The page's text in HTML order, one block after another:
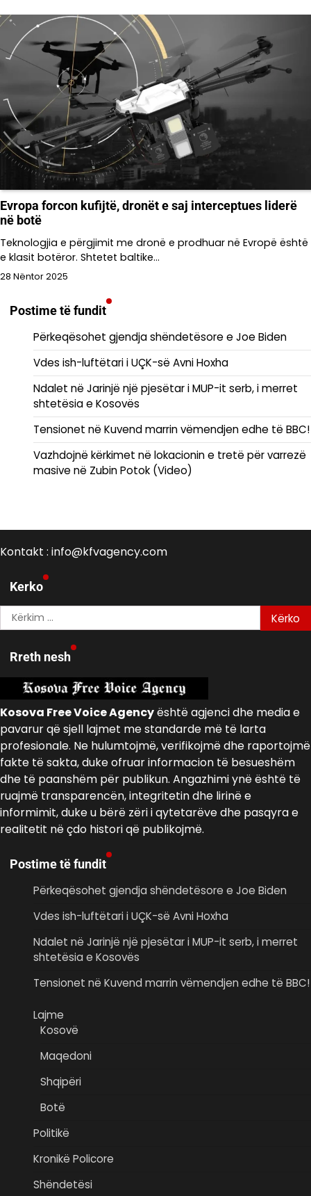
Evropa forcon kufijtë, dronët e saj interceptues liderë
në botë
Teknologjia e përgjimit me dronë e prodhuar në Evropë është
e klasit botëror. Shtetet baltike…
28 Nëntor 2025
Postime të fundit
Përkeqësohet gjendja shëndetësore e Joe Biden
Vdes ish-luftëtari i UÇK-së Avni Hoxha
Ndalet në Jarinjë një pjesëtar i MUP-it serb, i merret
shtetësia e Kosovës
Tensionet në Kuvend marrin vëmendjen edhe të BBC!
Vazhdojnë kërkimet në lokacionin e tretë për varrezë
masive në Zubin Potok (Video)
Kontakt : info@kfvagency.com
Kerko
Kërko
për:
Rreth nesh
Kosova Free Voice Agencyështë agjenci dhe media e
pavarur që sjell lajmet me standarde më të larta
profesionale. Ne hulumtojmë, verifikojmë dhe raportojmë
fakte të sakta, duke ofruar informacion të besueshëm
dhe të paanshëm për publikun. Angazhimi ynë është të
ruajmë transparencën, integritetin dhe lirinë e
informimit, duke u bërë zëri i qytetarëve dhe pasqyra e
realitetit në çdo histori që publikojmë.
Postime të fundit
Përkeqësohet gjendja shëndetësore e Joe Biden
Vdes ish-luftëtari i UÇK-së Avni Hoxha
Ndalet në Jarinjë një pjesëtar i MUP-it serb, i merret
shtetësia e Kosovës
Tensionet në Kuvend marrin vëmendjen edhe të BBC!
Lajme
Kosovë
Maqedoni
Shqipëri
Botë
Politikë
Kronikë Policore
Shëndetësi